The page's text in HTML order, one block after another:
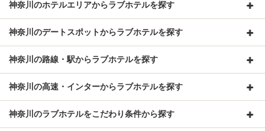
神奈川のホテルエリアからラブホテルを探す
神奈川のデートスポットからラブホテルを探す
神奈川の路線・駅からラブホテルを探す
神奈川の高速・インターからラブホテルを探す
神奈川のラブホテルをこだわり条件から探す